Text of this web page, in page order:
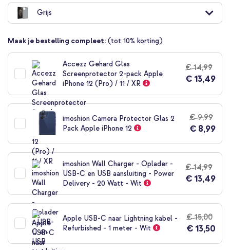
naar
begin
de
afbeeldingen-
Grijs
Maak je bestelling compleet: (tot 10% korting)
Accezz Gehard Glas
Screenprotector 2-pack Apple
iPhone 12 (Pro) / 11 / XR
€ 14,99
€ 13,49
imoshion Camera Protector Glas 2
Pack Apple iPhone 12
€ 9,99
€ 8,99
imoshion Wall Charger - Oplader -
USB-C en USB aansluiting - Power
Delivery - 20 Watt - Wit
€ 14,99
€ 13,49
Apple USB-C naar Lightning kabel -
Refurbished - 1 meter - Wit
€ 15,00
€ 13,50